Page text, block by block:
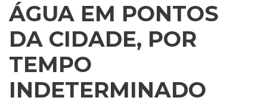
ÁGUA EM PONTOS
DA CIDADE, POR
TEMPO
INDETERMINADO